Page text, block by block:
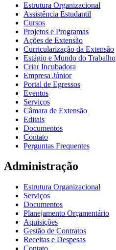
Estrutura Organizacional
Assistência Estudantil
Cursos
Projetos e Programas
Ações de Extensão
Curricularização da Extensão
Estágio e Mundo do Trabalho
Criar Incubadora
Empresa Júnior
Portal de Egressos
Eventos
Serviços
Câmara de Extensão
Editais
Documentos
Contato
Perguntas Frequentes
Administração
Estrutura Organizacional
Serviços
Documentos
Planejamento Orçamentário
Aquisições
Gestão de Contratos
Receitas e Despesas